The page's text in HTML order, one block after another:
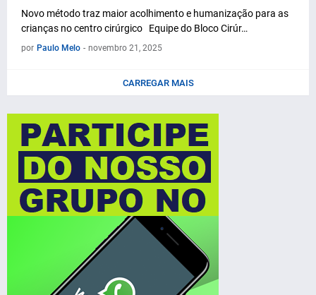
Novo método traz maior acolhimento e humanização para as
crianças no centro cirúrgico Equipe do Bloco Cirúr…
por Paulo Melo - novembro 21, 2025
CARREGAR MAIS